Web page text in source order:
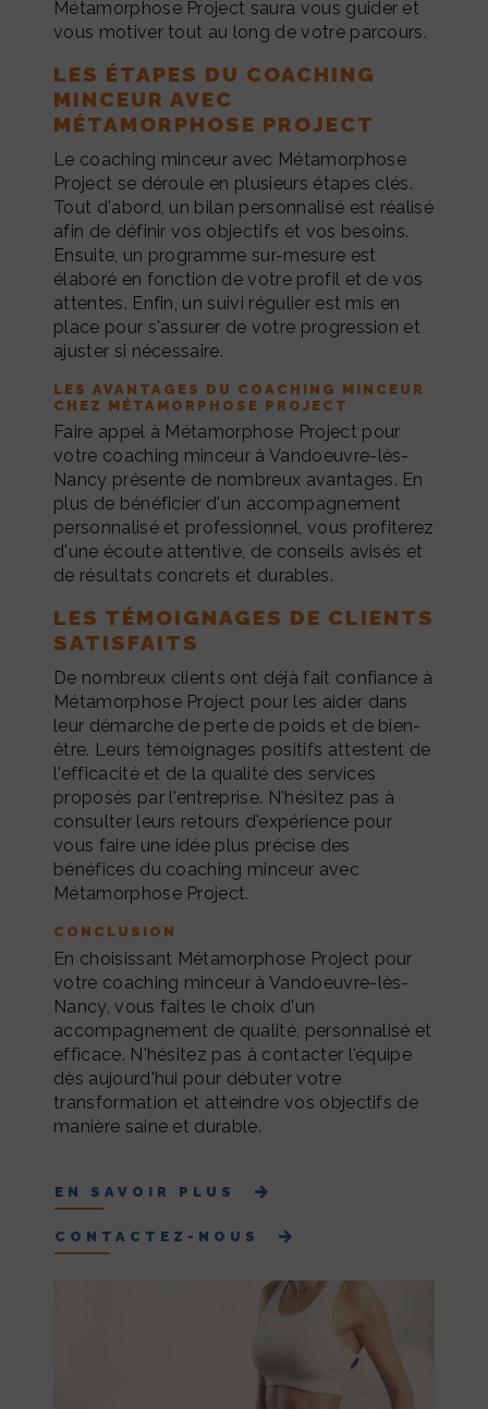
Métamorphose Project saura vous guider et
vous motiver tout au long de votre parcours.
LES ÉTAPES DU COACHING
MINCEUR AVEC
MÉTAMORPHOSE PROJECT
Le coaching minceur avec Métamorphose
Project se déroule en plusieurs étapes clés.
Tout d'abord, un bilan personnalisé est réalisé
afin de définir vos objectifs et vos besoins.
Ensuite, un programme sur-mesure est
élaboré en fonction de votre profil et de vos
attentes. Enfin, un suivi régulier est mis en
place pour s'assurer de votre progression et
ajuster si nécessaire.
LES AVANTAGES DU COACHING MINCEUR
CHEZ MÉTAMORPHOSE PROJECT
Faire appel à Métamorphose Project pour
votre coaching minceur à Vandoeuvre-lès-
Nancy présente de nombreux avantages. En
plus de bénéficier d'un accompagnement
personnalisé et professionnel, vous profiterez
d'une écoute attentive, de conseils avisés et
de résultats concrets et durables.
LES TÉMOIGNAGES DE CLIENTS
SATISFAITS
De nombreux clients ont déjà fait confiance à
Métamorphose Project pour les aider dans
leur démarche de perte de poids et de bien-
être. Leurs témoignages positifs attestent de
l'efficacité et de la qualité des services
proposés par l'entreprise. N'hésitez pas à
consulter leurs retours d'expérience pour
vous faire une idée plus précise des
bénéfices du coaching minceur avec
Métamorphose Project.
CONCLUSION
En choisissant Métamorphose Project pour
votre coaching minceur à Vandoeuvre-lès-
Nancy, vous faites le choix d'un
accompagnement de qualité, personnalisé et
efficace. N'hésitez pas à contacter l'équipe
dès aujourd'hui pour débuter votre
transformation et atteindre vos objectifs de
manière saine et durable.
EN SAVOIR PLUS
CONTACTEZ-NOUS